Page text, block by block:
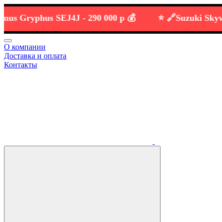
SEJ4J -290 000 р 💰 Suzuki Skywave
О компании
Доставка и оплата
Контакты